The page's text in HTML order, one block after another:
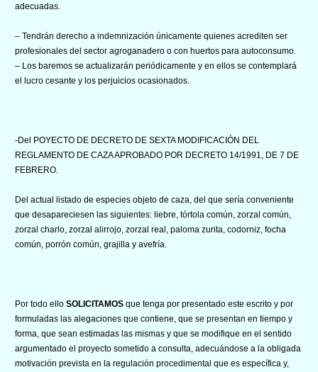
adecuadas.
– Tendrán derecho a indemnización únicamente quienes acrediten ser
profesionales del sector agroganadero o con huertos para autoconsumo.
– Los baremos se actualizarán periódicamente y en ellos se contemplará
el lucro cesante y los perjuicios ocasionados.
-Del POYECTO DE DECRETO DE SEXTA MODIFICACIÓN DEL
REGLAMENTO DE CAZA APROBADO POR DECRETO 14/1991, DE 7 DE
FEBRERO.
Del actual listado de especies objeto de caza, del que sería conveniente
que desapareciesen las siguientes: liebre, tórtola común, zorzal común,
zorzal charlo, zorzal alirrojo, zorzal real, paloma zurita, codorniz, focha
común, porrón común, grajilla y avefría.
Por todo ello SOLICITAMOS que tenga por presentado este escrito y por
formuladas las alegaciones que contiene, que se presentan en tiempo y
forma, que sean estimadas las mismas y que se modifique en el sentido
argumentado el proyecto sometido a consulta, adecuándose a la obligada
motivación prevista en la regulación procedimental que es específica y,